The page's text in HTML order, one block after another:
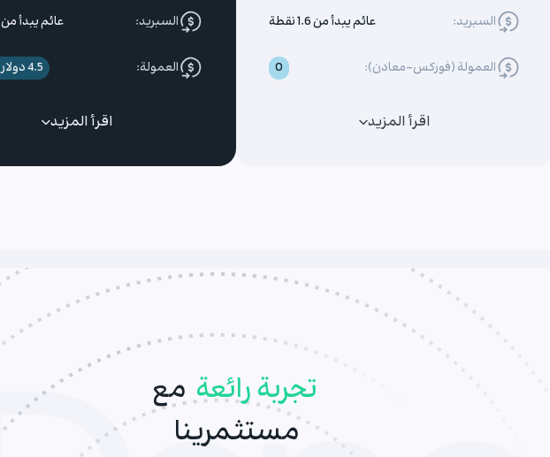
السبريد: عائم يبدأ من 1.6 نقطة
العمولة (فوركس-معادن): 0
اقرأ المزيد
السبريد: عائم يبدأ من 0.0 نقطة
العمولة: 4.5 دولار لكل لوت
اقرأ المزيد
تجربة رائعةمع
مستثمرينا